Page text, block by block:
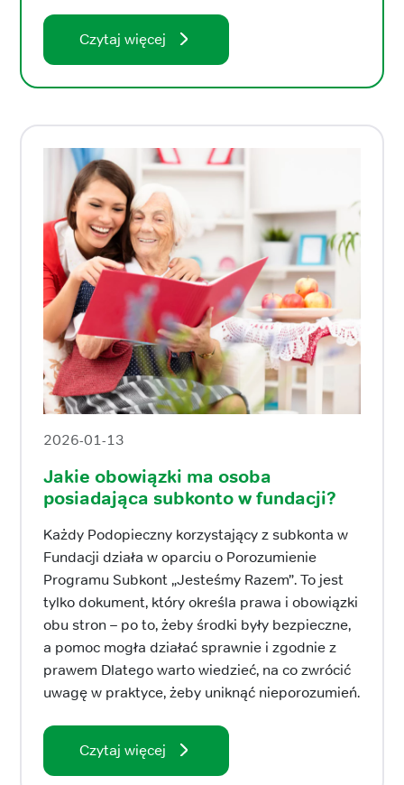
Czytaj więcej
2026-01-13
Jakie obowiązki ma osoba
posiadająca subkonto w fundacji?
Każdy Podopieczny korzystający z subkonta w
Fundacji działa w oparciu o Porozumienie
Programu Subkont „Jesteśmy Razem”. To jest
tylko dokument, który określa prawa i obowiązki
obu stron – po to, żeby środki były bezpieczne,
a pomoc mogła działać sprawnie i zgodnie z
prawem Dlatego warto wiedzieć, na co zwrócić
uwagę w praktyce, żeby uniknąć nieporozumień.
Czytaj więcej